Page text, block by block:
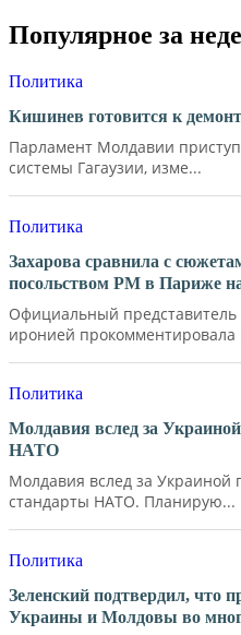
Популярное за
Политика
Кишинев готовится к
Парламент Молдавии
системы Гагаузии, изме...
Политика
Захарова сравнила с
посольством РМ в Париже
Официальный
иронией прокомментировала
Политика
Молдавия вслед за
НАТО
Молдавия вслед за
стандарты НАТО. Планирую...
Политика
Зеленский подтвердил, что
Украины и Молдовы во